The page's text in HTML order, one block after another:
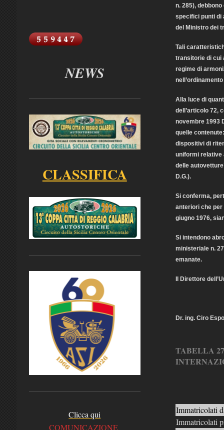
n. 285),
specifici punti di
del Ministro dei
Tali
transitorie di cui
regime di
Alla luce di
dell’articolo 72,
novembre 1993
quelle
dispositivi di
uniformi relative
delle
D.G.).
Si conferma,
anteriori che
giugno 1976,
Si intendono
ministeriale n.
emanate.
Il Direttore
Dr. ing. Ciro
TABELLA
Immatricolati
Immatricolati
NEWS
CLASSIFICA
Clicca qui
COMUNICAZIONE